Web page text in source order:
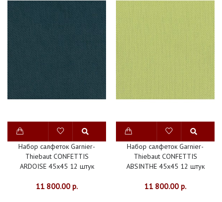
Набор салфеток Garnier-
Thiebaut CONFETTIS
ARDOISE 45х45 12 штук
11 800.00 р.
Набор салфеток Garnier-
Thiebaut CONFETTIS
ABSINTHE 45х45 12 штук
11 800.00 р.